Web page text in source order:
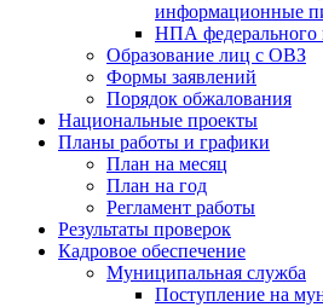
информационные
НПА федерального
Образование лиц с ОВЗ
Формы заявлений
Порядок обжалования
Национальные проекты
Планы работы и графики
План на месяц
План на год
Регламент работы
Результаты проверок
Кадровое обеспечение
Муниципальная служба
Поступление на